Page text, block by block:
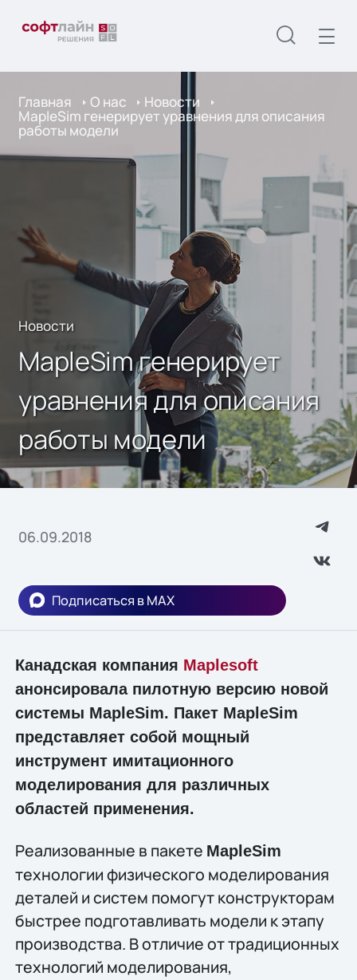
Главная О нас Новости
MapleSim генерирует уравнения для описания
работы модели
Новости
MapleSim генерирует
уравнения для описания
работы модели
06.09.2018
Подписаться в MAX
Канадская компания Maplesoft
анонсировала пилотную версию новой
системы MapleSim. Пакет MapleSim
представляет собой мощный
инструмент имитационного
моделирования для различных
областей применения.
Реализованные в пакете MapleSim
технологии физического моделирования
деталей и систем помогут конструкторам
быстрее подготавливать модели к этапу
производства. В отличие от традиционных
технологий моделирования,